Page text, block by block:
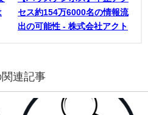
セス約154万6000名の情報流
出の可能性 - 株式会社アクト
連記事